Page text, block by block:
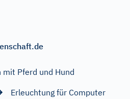
mit Pferd und Hund
Erleuchtung für Computer